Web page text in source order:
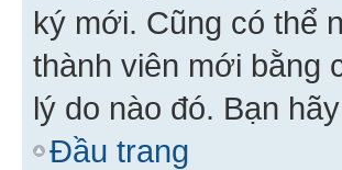
ký mới. Cũng có thể
thành viên mới bằng
lý do nào đó. Bạn
Đầu trang